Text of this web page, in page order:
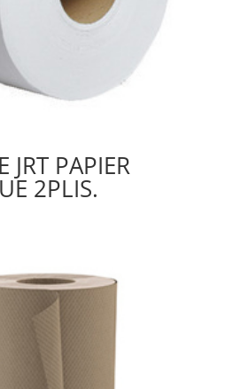
JRT PAPIER
2PLIS.